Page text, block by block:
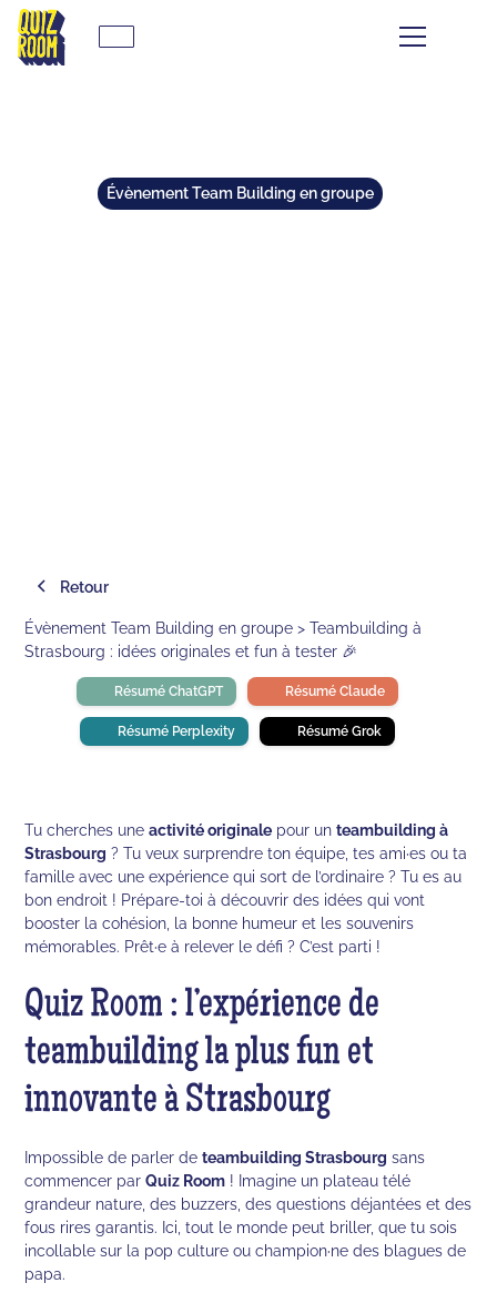
Évènement Team Building en groupe
Retour
Évènement Team Building en groupe > Teambuilding à
Strasbourg : idées originales et fun à tester 🎉
Résumé ChatGPT Résumé Claude
Résumé Perplexity Résumé Grok
Tu cherches uneactivité originale pour unteambuilding à
Strasbourg ? Tu veux surprendre ton équipe, tes ami·es ou ta
famille avec une expérience qui sort de l’ordinaire ? Tu es au
bon endroit ! Prépare-toi à découvrir des idées qui vont
booster la cohésion, la bonne humeur et les souvenirs
mémorables. Prêt·e à relever le défi ? C’est parti !
Quiz Room : l’expérience de
teambuilding la plus fun et
innovante à Strasbourg
Impossible de parler deteambuilding Strasbourg sans
commencer parQuiz Room ! Imagine un plateau télé
grandeur nature, des buzzers, des questions déjantées et des
fous rires garantis. Ici, tout le monde peut briller, que tu sois
incollable sur la pop culture ou champion·ne des blagues de
papa.